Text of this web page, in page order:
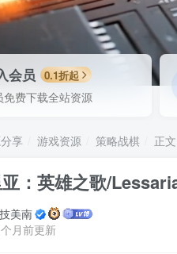
会员 0.1折起
免费下载全站资源
享 游戏资源 策略战棋 正文
：英雄之歌/
美南
月前更新